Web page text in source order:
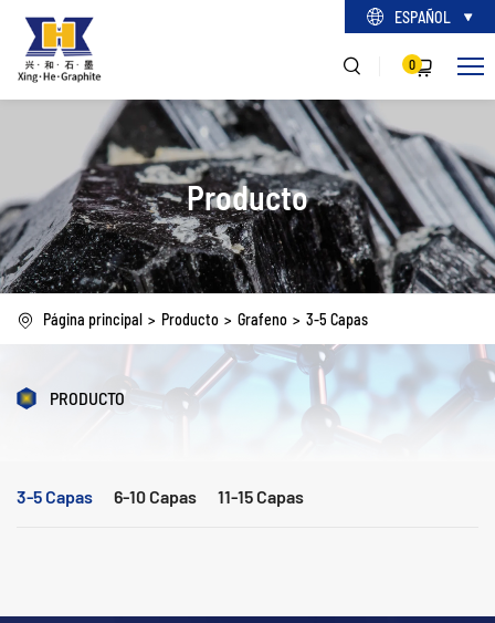
ESPAÑOL
0
Producto
Página principal Producto Grafeno 3-5 Capas
PRODUCTO
3-5 Capas 6-10 Capas 11-15 Capas